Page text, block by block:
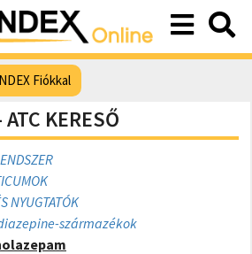
Fiókkal
KERESŐ
NYUGTATÓK
származékok